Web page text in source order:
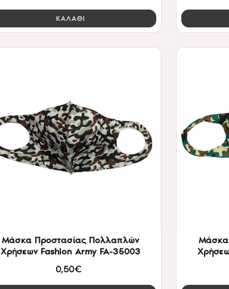
ΚΑΛΑΘΙ
Μάσκα Προστασίας Πολλαπλών
Χρήσεων Fashion Army FA-35003
0,50€
Μάσκα